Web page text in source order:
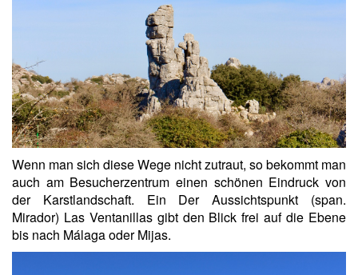
Wenn man sich diese Wege nicht zutraut, so bekommt man
auch am Besucherzentrum einen schönen Eindruck von
der Karstlandschaft. Ein Der Aussichtspunkt (span.
Mirador) Las Ventanillas gibt den Blick frei auf die Ebene
bis nach Málaga oder Mijas.